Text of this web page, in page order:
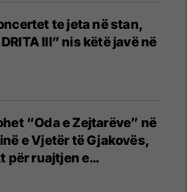
te jeta në stan,
III” nis këtë javë në
“Oda e Zejtarëve” në
e Vjetër të Gjakovës,
për ruajtjen e
kulturore